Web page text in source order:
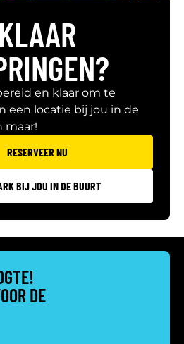
en klaar om te
een locatie bij jou in de
maar!
RESERVEER NU
BIJ JOU IN DE BUURT
DE